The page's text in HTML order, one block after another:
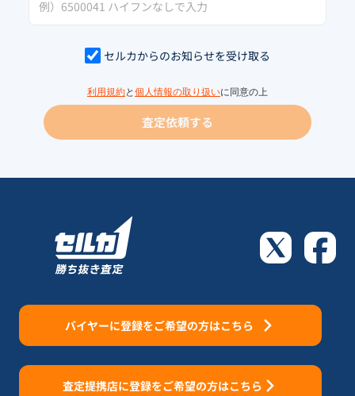
セルカからのお知らせを受け取る
利用規約と 個人情報の取り扱いに同意の上
査定依頼する
バイヤーに登録をご希望の方はこちら
査定提携店に登録をご希望の方はこちら